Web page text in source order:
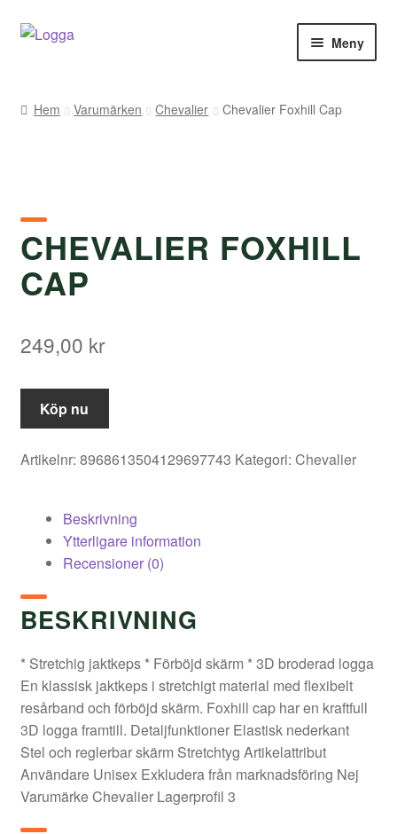
Hoppa
Hoppa
Meny
Butik
Varumärken
Hem Varumärken Chevalier Chevalier Foxhill Cap
CHEVALIER FOXHILL
CAP
249,00 kr
Köp nu
Artikelnr: 8968613504129697743 Kategori: Chevalier
Beskrivning
Ytterligare information
Recensioner (0)
BESKRIVNING
* Stretchig jaktkeps * Förböjd skärm * 3D broderad logga
En klassisk jaktkeps i stretchigt material med flexibelt
resårband och förböjd skärm. Foxhill cap har en kraftfull
3D logga framtill. Detaljfunktioner Elastisk nederkant
Stel och reglerbar skärm Stretchtyg Artikelattribut
Användare Unisex Exkludera från marknadsföring Nej
Varumärke Chevalier Lagerprofil 3